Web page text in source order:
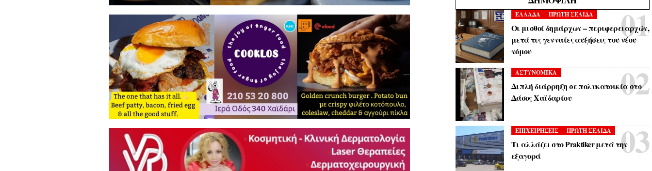
ΕΛΛΑΔΑ ΠΡΩΤΗ ΣΕΛΙΔΑ
Οι μισθοί δημάρχων – περιφερειαρχών,
μετά τις γενναίες αυξήσεις του νέου
νόμου
ΑΣΤΥΝΟΜΙΚΑ
Διπλή διάρρηξη σε πολυκατοικία στο
Δάσος Χαϊδαρίου
ΕΠΙΧΕΙΡΗΣΕΙΣ ΠΡΩΤΗ ΣΕΛΙΔΑ
Τι αλλάζει στο Praktiker μετά την
εξαγορά